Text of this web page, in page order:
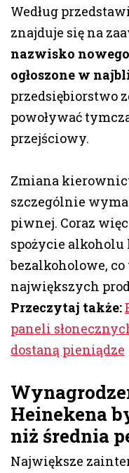
Według
znajduje się na
nazwisko
ogłoszone w
przedsiębiorstwo
powoływać
przejściowy.
Zmiana
szczególnie
piwnej. Coraz
spożycie
bezalkoholowe,
największych
Przeczytaj także:
paneli
dostaną pieniądze
Heinekena
niż średnia
Największe